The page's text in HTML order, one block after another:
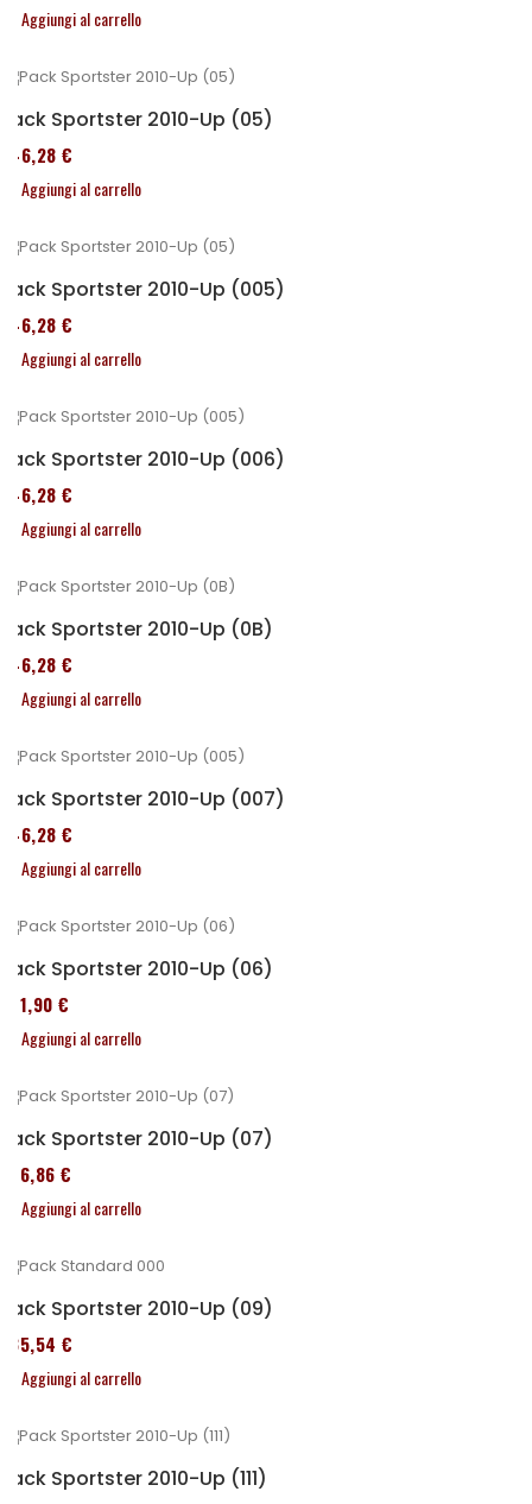
Aggiungi al carrello
Pack Sportster 2010-Up (05)
246,28 €
Aggiungi al carrello
Pack Sportster 2010-Up (005)
246,28 €
Aggiungi al carrello
Pack Sportster 2010-Up (006)
246,28 €
Aggiungi al carrello
Pack Sportster 2010-Up (0B)
246,28 €
Aggiungi al carrello
Pack Sportster 2010-Up (007)
246,28 €
Aggiungi al carrello
Pack Sportster 2010-Up (06)
371,90 €
Aggiungi al carrello
Pack Sportster 2010-Up (07)
276,86 €
Aggiungi al carrello
Pack Sportster 2010-Up (09)
235,54 €
Aggiungi al carrello
Pack Sportster 2010-Up (111)